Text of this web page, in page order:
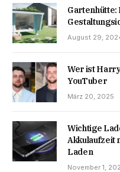
Gartenhütte:
August 29,
Wer ist
YouTuber
März 20, 2025
Wichtige
Akkulaufzeit
Laden
November 1,